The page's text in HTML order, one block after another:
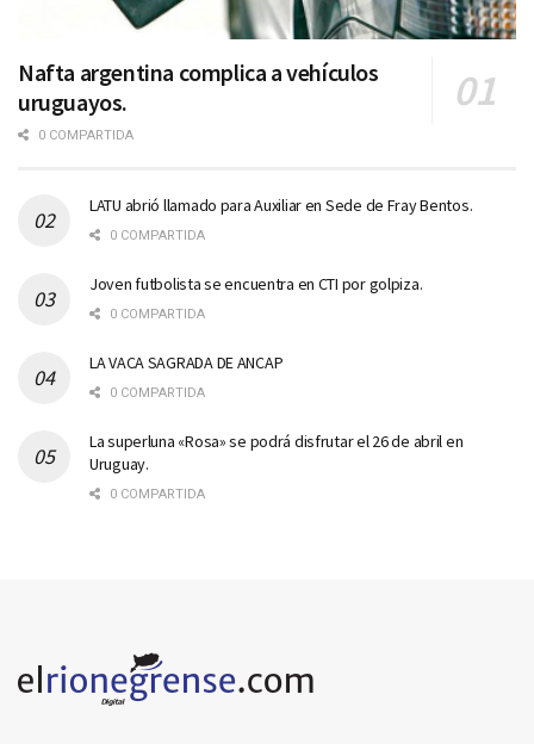
Nafta argentina complica a vehículos
uruguayos.
0 COMPARTIDA
LATU abrió llamado para Auxiliar en Sede de Fray Bentos.
0 COMPARTIDA
Joven futbolista se encuentra en CTI por golpiza.
0 COMPARTIDA
LA VACA SAGRADA DE ANCAP
0 COMPARTIDA
La superluna «Rosa» se podrá disfrutar el 26 de abril en
Uruguay.
0 COMPARTIDA